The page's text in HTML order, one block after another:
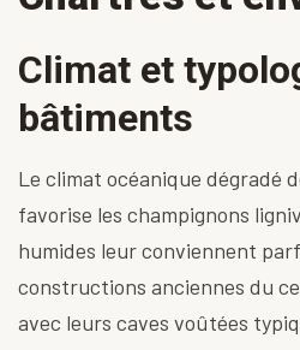
Climat et
bâtiments
Le climat océanique dégradé
favorise les champignons
humides leur conviennent
constructions anciennes du
avec leurs caves voûtées